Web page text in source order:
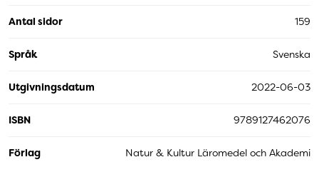
Antal sidor 159
Språk Svenska
Utgivningsdatum 2022-06-03
ISBN 9789127462076
Förlag Natur & Kultur Läromedel och Akademi